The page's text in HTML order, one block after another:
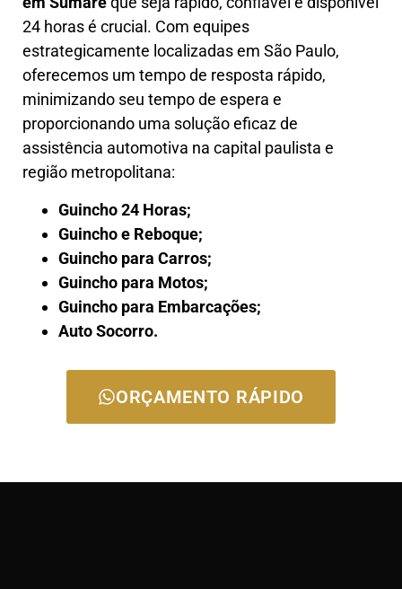
24 horas é crucial. Com equipes
estrategicamente localizadas em São Paulo,
oferecemos um tempo de resposta rápido,
minimizando seu tempo de espera e
proporcionando uma solução eficaz de
assistência automotiva na capital paulista e
região metropolitana:
Guincho 24 Horas;
Guincho e Reboque;
Guincho para Carros;
Guincho para Motos;
Guincho para Embarcações;
Auto Socorro.
ORÇAMENTO RÁPIDO